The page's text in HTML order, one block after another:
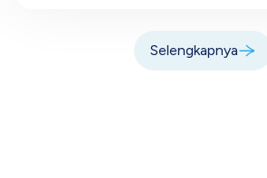
Selengkapnya